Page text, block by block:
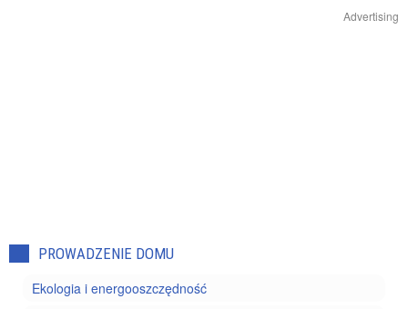
Advertising
PROWADZENIE DOMU
Ekologia i energooszczędność